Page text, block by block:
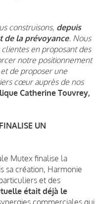
construisons, depuis
de la prévoyance. Nous
en proposant des
notre positionnement
de proposer une
cœur auprès de nos
Catherine Touvrey,
UN
Mutex finalise la
sa création, Harmonie
et des
était déjà le
commerciales qui